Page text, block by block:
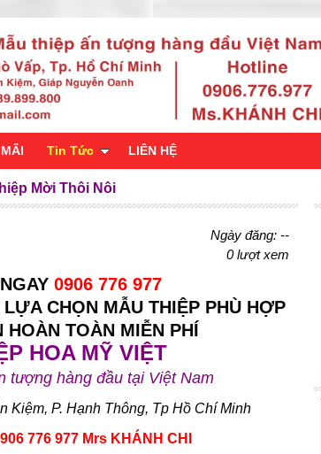
Ngày đăng: --
0 lượt xem
0906 776 977
CHỌN MẪU THIỆP PHÙ HỢP
HOÀN TOÀN MIỄN PHÍ
HOA MỸ VIỆT
tượng hàng đầu tại Việt Nam
Kiệm, P. Hạnh Thông, Tp Hồ Chí Minh
776 977 Mrs KHÁNH CHI
Mời Thôi Nôi
Tin Tức LIÊN HỆ